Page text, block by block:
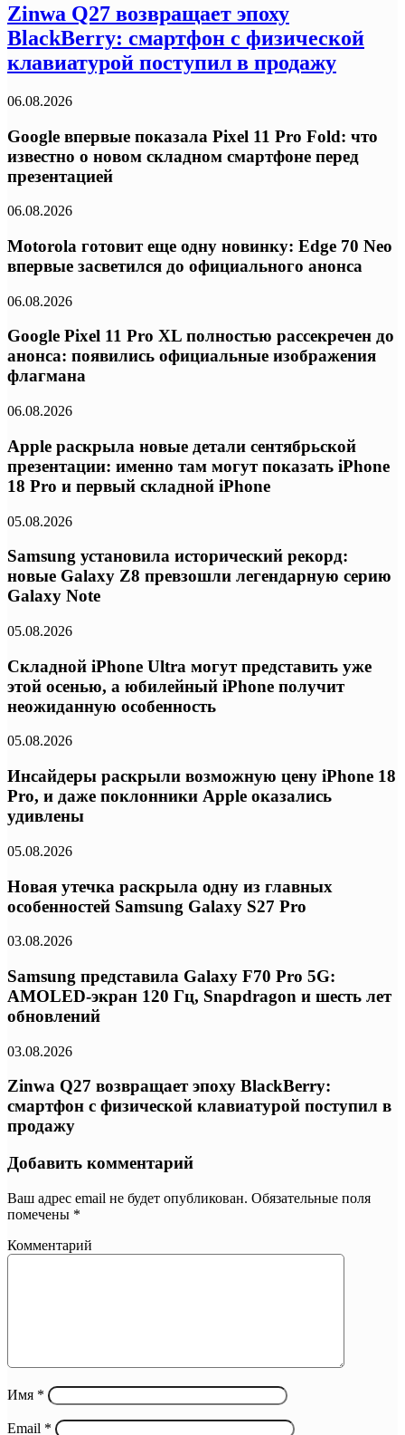
Zinwa Q27 возвращает эпоху
BlackBerry: смартфон с физической
клавиатурой поступил в продажу
06.08.2026
Google впервые показала Pixel 11 Pro Fold: что
известно о новом складном смартфоне перед
презентацией
06.08.2026
Motorola готовит еще одну новинку: Edge 70 Neo
впервые засветился до официального анонса
06.08.2026
Google Pixel 11 Pro XL полностью рассекречен до
анонса: появились официальные изображения
флагмана
06.08.2026
Apple раскрыла новые детали сентябрьской
презентации: именно там могут показать iPhone
18 Pro и первый складной iPhone
05.08.2026
Samsung установила исторический рекорд:
новые Galaxy Z8 превзошли легендарную серию
Galaxy Note
05.08.2026
Складной iPhone Ultra могут представить уже
этой осенью, а юбилейный iPhone получит
неожиданную особенность
05.08.2026
Инсайдеры раскрыли возможную цену iPhone 18
Pro, и даже поклонники Apple оказались
удивлены
05.08.2026
Новая утечка раскрыла одну из главных
особенностей Samsung Galaxy S27 Pro
03.08.2026
Samsung представила Galaxy F70 Pro 5G:
AMOLED-экран 120 Гц, Snapdragon и шесть лет
обновлений
03.08.2026
Zinwa Q27 возвращает эпоху BlackBerry:
смартфон с физической клавиатурой поступил в
продажу
Добавить комментарий
Ваш адрес email не будет опубликован. Обязательные поля
помечены *
Комментарий
Имя *
Email *